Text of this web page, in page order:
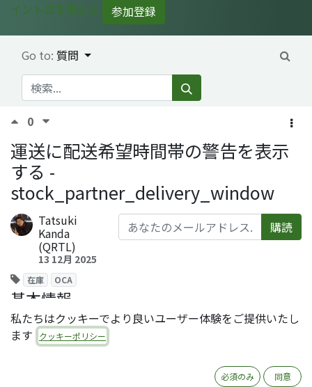
イントロを閉じる
参加登録
Go to: 質問
0
運送に配送希望時間帯の警告を表示
する -
stock_partner_delivery_window
Tatsuki
Kanda
(QRTL)
13 12月 2025
購読
在庫 OCA
基本情報
モジュール名 ：stock_partner_delivery_window
ライセンス ：AGPL-3
私たちはクッキーでより良いユーザー体験をご提供いたし
ます
クッキーポリシー
必須のみ 同意